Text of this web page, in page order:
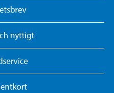
nyttigt